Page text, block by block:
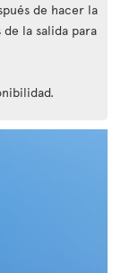
de hacer la
de la salida para